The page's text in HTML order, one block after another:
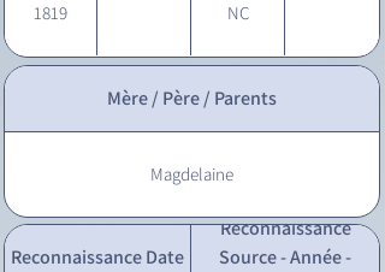
1819 NC
Mère / Père / Parents
Magdelaine
Reconnaissance Date
Reconnaissance
Source - Année -